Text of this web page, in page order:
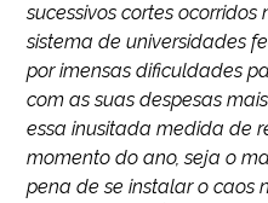
sucessivos cortes
sistema de universidades
por imensas dificuldades
com as suas despesas
essa inusitada medida de
momento do ano, seja o
pena de se instalar o caos